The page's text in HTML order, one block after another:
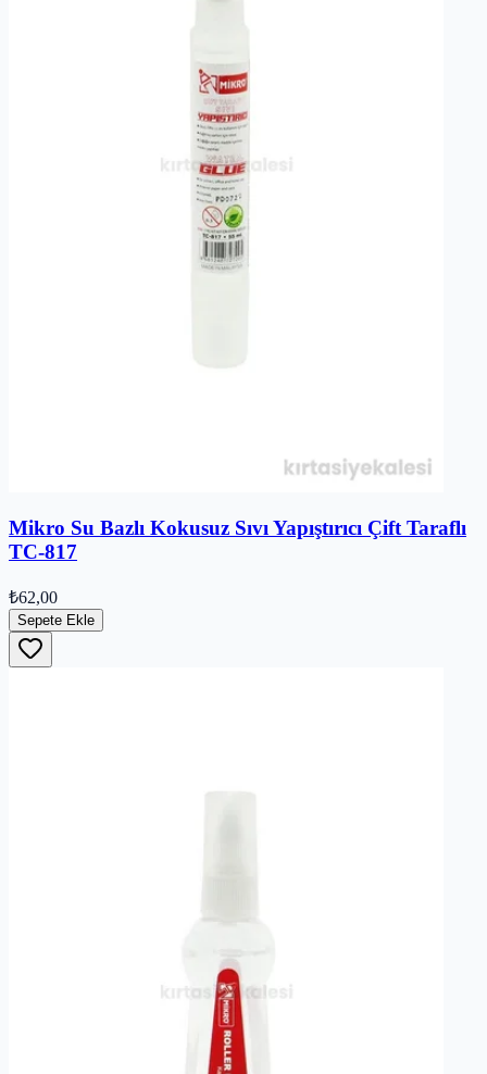
Mikro Su Bazlı Kokusuz Sıvı Yapıştırıcı Çift Taraflı
TC-817
₺62,00
Sepete Ekle